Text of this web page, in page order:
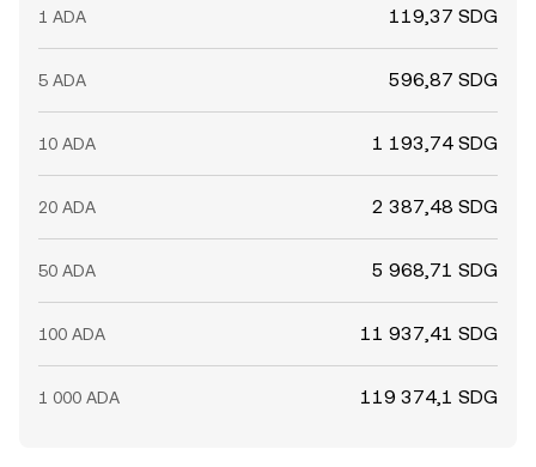
1 ADA 119,37 SDG
5 ADA 596,87 SDG
10 ADA 1 193,74 SDG
20 ADA 2 387,48 SDG
50 ADA 5 968,71 SDG
100 ADA 11 937,41 SDG
1 000 ADA 119 374,1 SDG